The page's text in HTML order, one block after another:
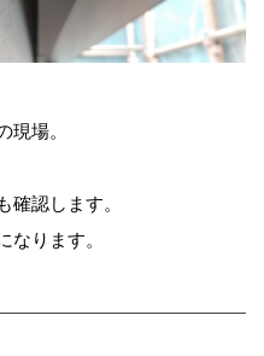
現場。
確認します。
なります。